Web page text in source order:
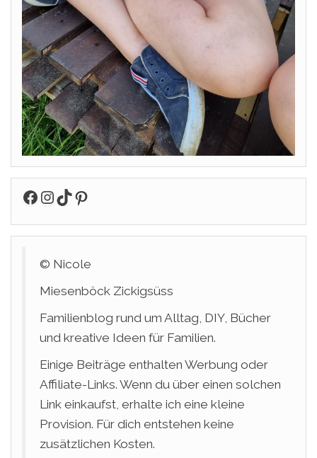
Facebook
Instagram
TikTok
Pinterest
© Nicole
Miesenböck Zickigsüss
Familienblog rund um Alltag, DIY, Bücher
und kreative Ideen für Familien.
Einige Beiträge enthalten Werbung oder
Affiliate-Links. Wenn du über einen solchen
Link einkaufst, erhalte ich eine kleine
Provision. Für dich entstehen keine
zusätzlichen Kosten.